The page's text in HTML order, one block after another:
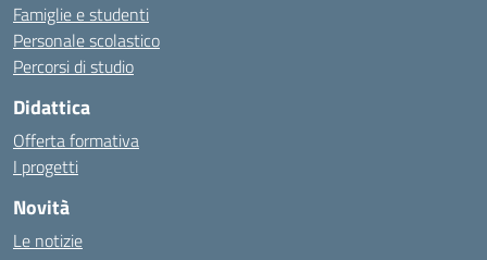
Famiglie e studenti
Personale scolastico
Percorsi di studio
Didattica
Offerta formativa
I progetti
Novità
Le notizie